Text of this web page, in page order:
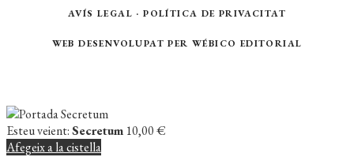
AVÍS LEGAL ·POLÍTICA DE PRIVACITAT
WEB DESENVOLUPAT PER WÉBICO EDITORIAL
Esteu veient:Secretum 10,00€
Afegeix a la cistella